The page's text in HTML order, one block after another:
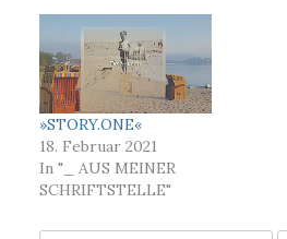
»STORY.ONE«
18. Februar 2021
In "_ AUS MEINER
SCHRIFTSTELLE"